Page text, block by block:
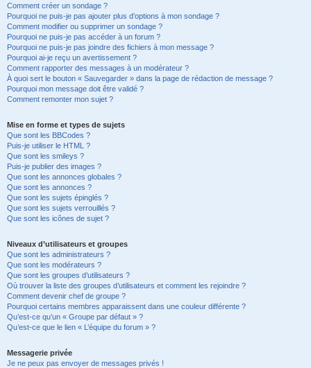
Comment créer un sondage ?
Pourquoi ne puis-je pas ajouter plus d’options à mon sondage ?
Comment modifier ou supprimer un sondage ?
Pourquoi ne puis-je pas accéder à un forum ?
Pourquoi ne puis-je pas joindre des fichiers à mon message ?
Pourquoi ai-je reçu un avertissement ?
Comment rapporter des messages à un modérateur ?
À quoi sert le bouton « Sauvegarder » dans la page de rédaction de message ?
Pourquoi mon message doit être validé ?
Comment remonter mon sujet ?
Mise en forme et types de sujets
Que sont les BBCodes ?
Puis-je utiliser le HTML ?
Que sont les smileys ?
Puis-je publier des images ?
Que sont les annonces globales ?
Que sont les annonces ?
Que sont les sujets épinglés ?
Que sont les sujets verrouillés ?
Que sont les icônes de sujet ?
Niveaux d’utilisateurs et groupes
Que sont les administrateurs ?
Que sont les modérateurs ?
Que sont les groupes d’utilisateurs ?
Où trouver la liste des groupes d’utilisateurs et comment les rejoindre ?
Comment devenir chef de groupe ?
Pourquoi certains membres apparaissent dans une couleur différente ?
Qu’est-ce qu’un « Groupe par défaut » ?
Qu’est-ce que le lien « L’équipe du forum » ?
Messagerie privée
Je ne peux pas envoyer de messages privés !